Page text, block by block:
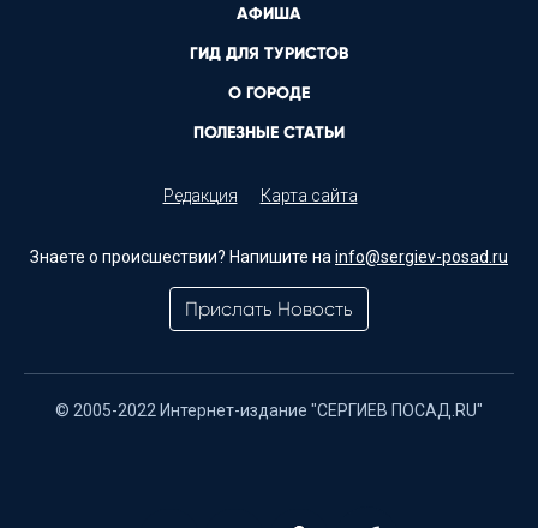
АФИША
ГИД ДЛЯ ТУРИСТОВ
О ГОРОДЕ
ПОЛЕЗНЫЕ СТАТЬИ
Редакция Карта сайта
Знаете о происшествии? Напишите на info@sergiev-posad.ru
Прислать Новость
© 2005-2022 Интернет-издание "СЕРГИЕВ ПОСАД.RU"